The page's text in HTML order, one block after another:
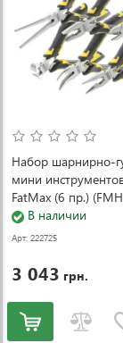
Набор шарнирно-
мини
FatMax (6 пр.)
В наличии
Арт: 222725
3 043 грн.